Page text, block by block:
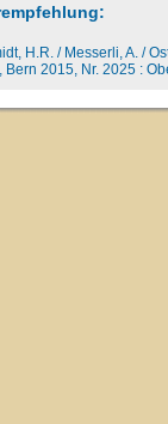
H.R. / Messerli, A. /
Bern 2015, Nr. 2025 :